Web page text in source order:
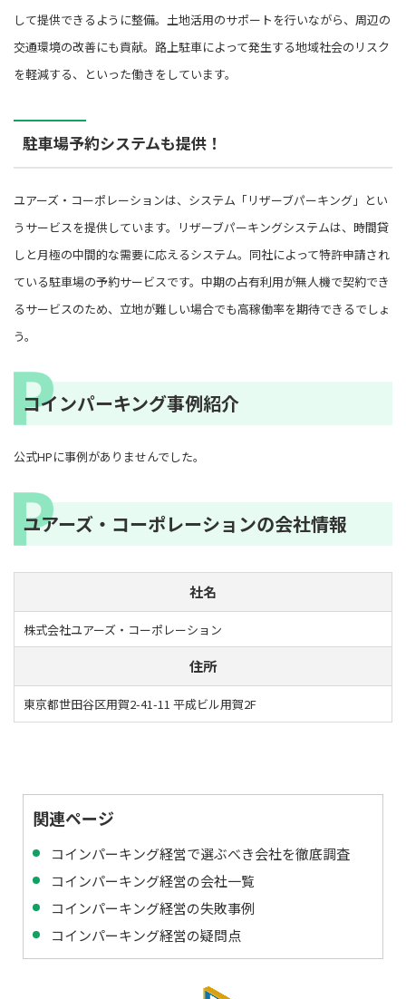
して提供できるように整備。土地活用のサポートを行いながら、周辺の
交通環境の改善にも貢献。路上駐車によって発生する地域社会のリスク
を軽減する、といった働きをしています。
駐車場予約システムも提供！
ユアーズ・コーポレーションは、システム「リザーブパーキング」とい
うサービスを提供しています。リザーブパーキングシステムは、時間貸
しと月極の中間的な需要に応えるシステム。同社によって特許申請され
ている駐車場の予約サービスです。中期の占有利用が無人機で契約でき
るサービスのため、立地が難しい場合でも高稼働率を期待できるでしょ
う。
コインパーキング事例紹介
公式HPに事例がありませんでした。
ユアーズ・コーポレーションの会社情報
社名
株式会社ユアーズ・コーポレーション
住所
東京都世田谷区用賀2-41-11 平成ビル用賀2F
関連ページ
コインパーキング経営で選ぶべき会社を徹底調査
コインパーキング経営の会社一覧
コインパーキング経営の失敗事例
コインパーキング経営の疑問点